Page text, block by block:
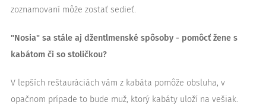
zoznamovaní môže zostať sedieť.
"Nosia" sa stále aj džentlmenské spôsoby - pomôcť žene s
kabátom či so stoličkou?
V lepších reštauráciách vám z kabáta pomôže obsluha, v
opačnom prípade to bude muž, ktorý kabáty uloží na vešiak.